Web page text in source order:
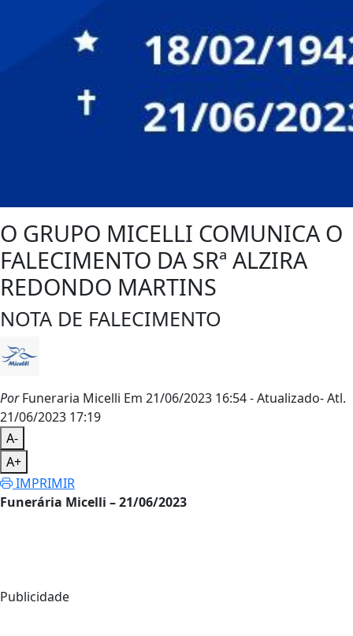
O GRUPO MICELLI COMUNICA O
FALECIMENTO DA SRª ALZIRA
REDONDO MARTINS
NOTA DE FALECIMENTO
PorFuneraria Micelli Em 21/06/2023 16:54- Atualizado- Atl.
21/06/2023 17:19
A-
A+
IMPRIMIR
Funerária Micelli – 21/06/2023
Publicidade